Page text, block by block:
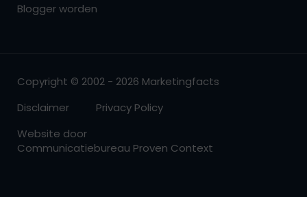
Blogger worden
Copyright © 2002 - 2026 Marketingfacts
Disclaimer
Privacy Policy
Website door
Communicatiebureau Proven Context